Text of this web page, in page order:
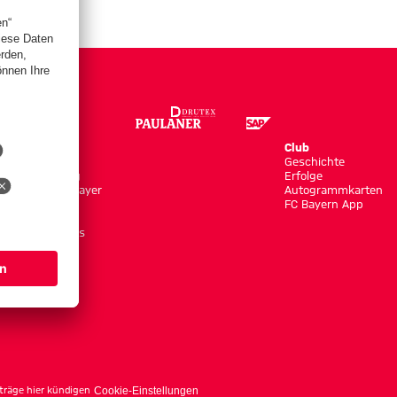
Bekleidung
Shop by Player
Accessoires
Club
Geschichte
Erfolge
Autogrammkarten
FC Bayern App
hier kündigen Cookie-Einstellungen